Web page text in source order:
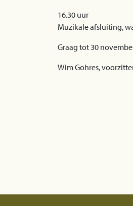
16.30 uur
Muzikale afsluiting,
Graag tot 30
Wim Gohres,